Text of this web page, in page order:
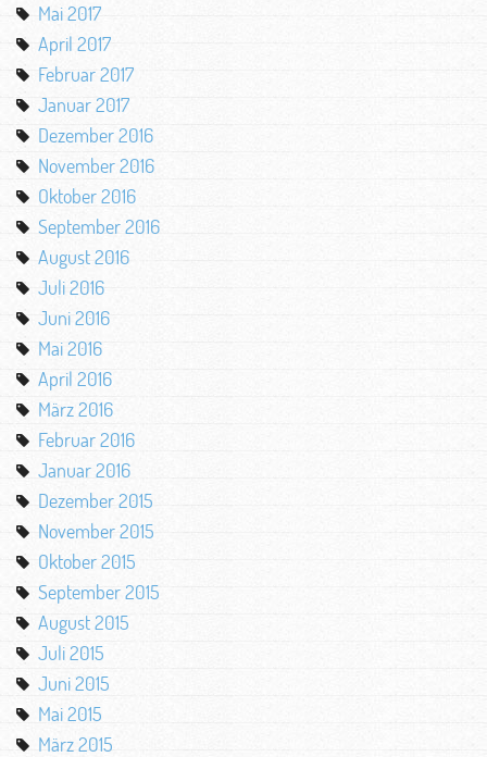
Mai 2017
April 2017
Februar 2017
Januar 2017
Dezember 2016
November 2016
Oktober 2016
September 2016
August 2016
Juli 2016
Juni 2016
Mai 2016
April 2016
März 2016
Februar 2016
Januar 2016
Dezember 2015
November 2015
Oktober 2015
September 2015
August 2015
Juli 2015
Juni 2015
Mai 2015
März 2015